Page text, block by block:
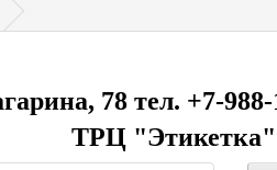
78 тел. +7-
ТРЦ "Этикетка"